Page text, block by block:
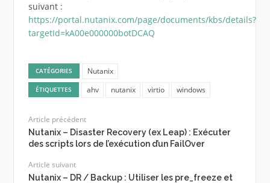
suivant :
https://portal.nutanix.com/page/documents/kbs/details?
targetId=kA00e000000botDCAQ
CATÉGORIES Nutanix
ÉTIQUETTES ahv nutanix virtio windows
Article précédent
Nutanix – Disaster Recovery (ex Leap) : Exécuter
des scripts lors de l’exécution d’un FailOver
Article suivant
Nutanix – DR / Backup : Utiliser les pre_freeze et